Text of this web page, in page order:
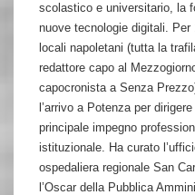
scolastico e universitario, la
nuove tecnologie digitali.
locali napoletani (tutta la
redattore capo al
capocronista a Senza
l’arrivo a Potenza per
principale impegno
istituzionale. Ha curato
ospedaliera regionale San
l’Oscar della Pubblica